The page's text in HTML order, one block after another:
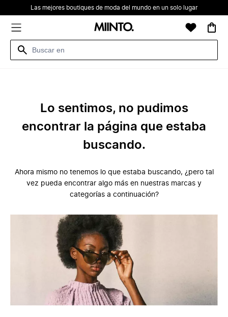
Las mejores boutiques de moda del mundo en un solo lugar
Lo sentimos, no pudimos
encontrar la página que estaba
buscando.
Ahora mismo no tenemos lo que estaba buscando, ¿pero tal
vez pueda encontrar algo más en nuestras marcas y
categorías a continuación?